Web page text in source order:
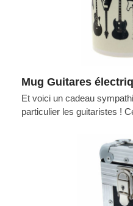
Mug Guitares
Et voici un cadeau
particulier les guitaristes !